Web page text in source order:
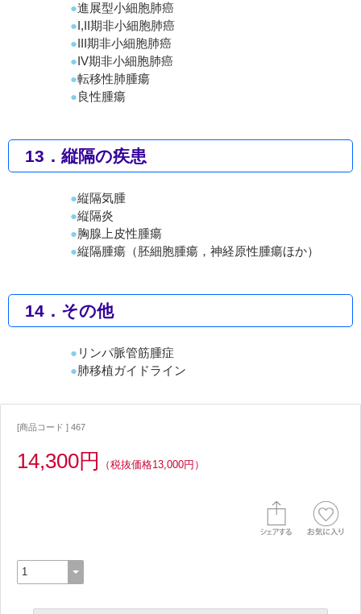
進展型小細胞肺癌
I,II期非小細胞肺癌
III期非小細胞肺癌
IV期非小細胞肺癌
転移性肺腫瘍
良性腫瘍
13．縦隔の疾患
縦隔気腫
縦隔炎
胸腺上皮性腫瘍
縦隔腫瘍（胚細胞腫瘍，神経原性腫瘍ほか）
14．その他
リンパ脈管筋腫症
肺移植ガイドライン
[商品コード ] 467
14,300円 （税抜価格13,000円）